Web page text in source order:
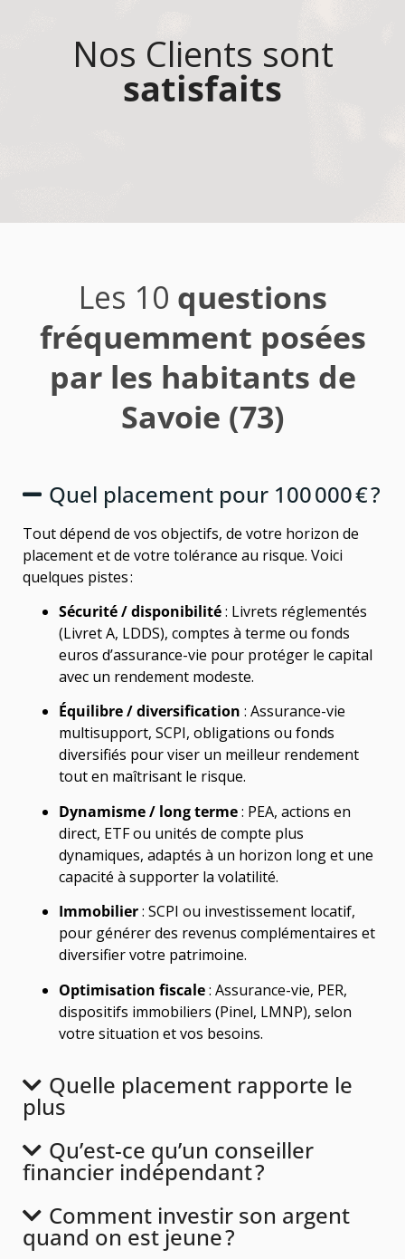
Nos Clients sont
satisfaits
Les 10 questions
fréquemment posées
par les habitants de
Savoie (73)
Quel placement pour 100 000 € ?
Tout dépend de vos objectifs, de votre horizon de
placement et de votre tolérance au risque. Voici
quelques pistes :
Sécurité / disponibilité: Livrets réglementés
(Livret A, LDDS), comptes à terme ou fonds
euros d’assurance-vie pour protéger le capital
avec un rendement modeste.
Équilibre / diversification : Assurance-vie
multisupport, SCPI, obligations ou fonds
diversifiés pour viser un meilleur rendement
tout en maîtrisant le risque.
Dynamisme / long terme: PEA, actions en
direct, ETF ou unités de compte plus
dynamiques, adaptés à un horizon long et une
capacité à supporter la volatilité.
Immobilier: SCPI ou investissement locatif,
pour générer des revenus complémentaires et
diversifier votre patrimoine.
Optimisation fiscale: Assurance-vie, PER,
dispositifs immobiliers (Pinel, LMNP), selon
votre situation et vos besoins.
Quelle placement rapporte le
plus
Qu’est-ce qu’un conseiller
financier indépendant ?
Comment investir son argent
quand on est jeune ?